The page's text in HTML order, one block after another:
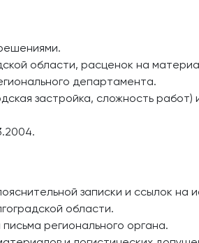
области, расценок на
департамента.
застройка, сложность работ)
записки и ссылок на
области.
регионального органа.